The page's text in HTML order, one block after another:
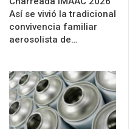
Así se vivió la tradicional
convivencia familiar
aerosolista de…